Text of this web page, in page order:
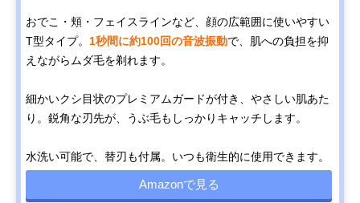
おでこ・頬・フェイスラインなど、顔の広範囲に使いやすい
T型タイプ。 1秒間に約100回の音波振動で、肌への負担を抑
えながらムダ毛を剃れます。
細かいクシ目状のプレミアムガードが付き、やさしい肌あた
り。鋭角な刃先が、うぶ毛もしっかりキャッチします。
水洗い可能で、替刃も付属。いつも衛生的に使用できます。
Amazonで見る